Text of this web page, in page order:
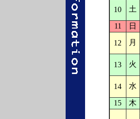
10 土
11
日
12 月
13 火
14 水
15
木